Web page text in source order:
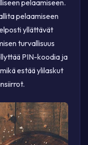
pelaamiseen.
pelaamiseen
yllättävät
turvallisuus
PIN-koodia ja
estää ylilaskut